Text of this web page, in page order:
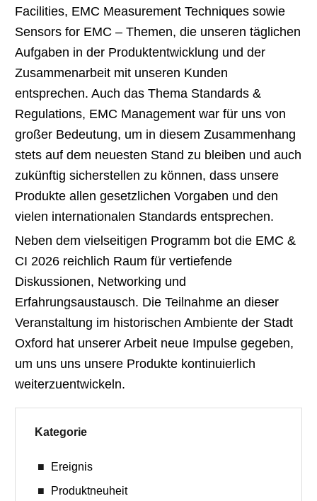
Facilities, EMC Measurement Techniques sowie
Sensors for EMC – Themen, die unseren täglichen
Aufgaben in der Produktentwicklung und der
Zusammenarbeit mit unseren Kunden
entsprechen. Auch das Thema Standards &
Regulations, EMC Management war für uns von
großer Bedeutung, um in diesem Zusammenhang
stets auf dem neuesten Stand zu bleiben und auch
zukünftig sicherstellen zu können, dass unsere
Produkte allen gesetzlichen Vorgaben und den
vielen internationalen Standards entsprechen.
Neben dem vielseitigen Programm bot die EMC &
CI 2026 reichlich Raum für vertiefende
Diskussionen, Networking und
Erfahrungsaustausch. Die Teilnahme an dieser
Veranstaltung im historischen Ambiente der Stadt
Oxford hat unserer Arbeit neue Impulse gegeben,
um uns uns unsere Produkte kontinuierlich
weiterzuentwickeln.
Kategorie
Ereignis
Produktneuheit